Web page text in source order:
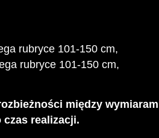
rubryce 101-150 cm,
rubryce 101-150 cm,
między
czas realizacji.